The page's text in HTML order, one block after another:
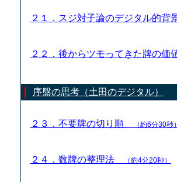
２１．スジ対子論のデジタル的背
２２．後からツモってきた牌の価
序盤の思考（土田のデジタル）
２３．不要牌の切り順 （約6分30秒）
２４．数牌の整理法 （約4分20秒）